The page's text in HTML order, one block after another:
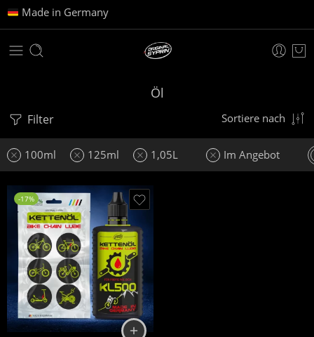
Made in Germany
Öl
Filter Sortiere nach
100ml 125ml 1,05L Im Angebot
-17%